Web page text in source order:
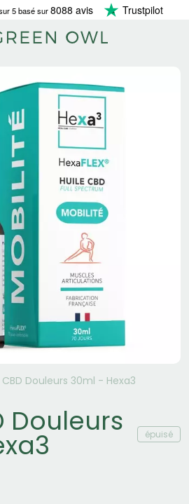
5 basé sur8088 avis Trustpilot
CBD Douleurs 30ml - Hexa3
Douleurs épuisé